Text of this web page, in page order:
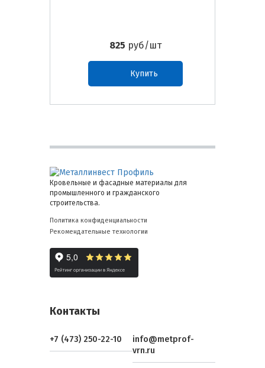
825 руб/шт
Купить
Кровельные и фасадные материалы для
промышленного и гражданского
строительства.
Политика конфиденциальности
Рекомендательные технологии
Контакты
+7 (473) 250-22-10
info@metprof-
vrn.ru